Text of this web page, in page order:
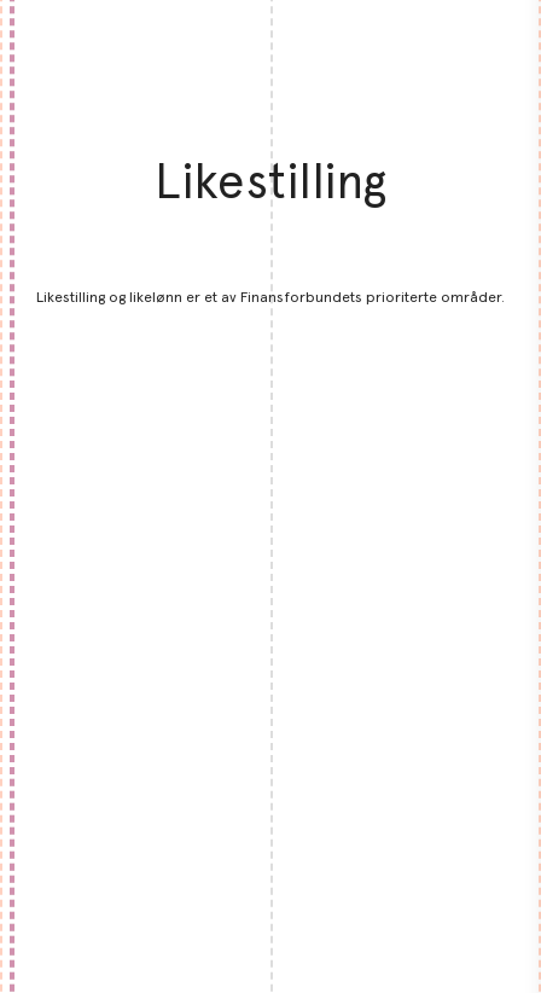
Likestilling
Likestilling og likelønn er et av Finansforbundets prioriterte områder.